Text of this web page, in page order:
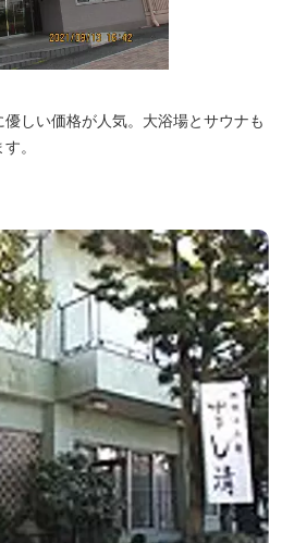
しい価格が人気。大浴場とサウナも
。